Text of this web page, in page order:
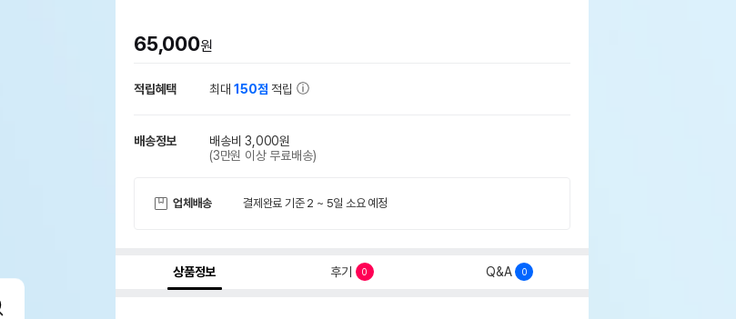
65,000원
적립혜택 최대150점 적립
배송정보
배송비 3,000원
(3만원 이상 무료배송)
업체배송 결제완료 기준 2 ~ 5일 소요 예정
상품정보 후기 0 Q&A 0